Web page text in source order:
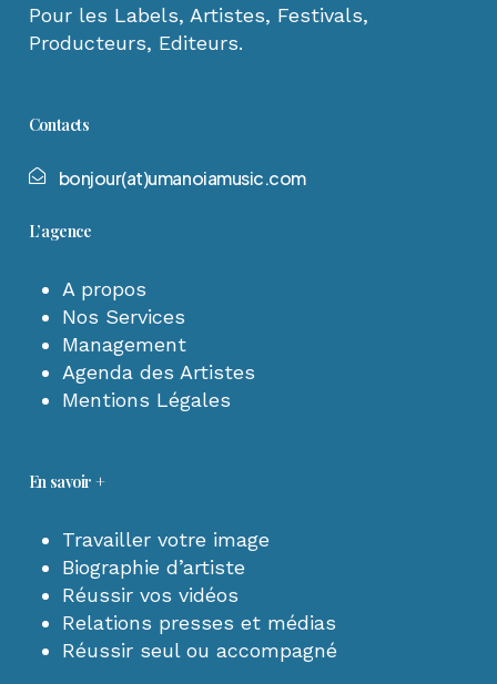
Pour les Labels, Artistes, Festivals,
Producteurs, Editeurs.
Contacts
bonjour(at)umanoiamusic.com
L’agence
A propos
Nos Services
Management
Agenda des Artistes
Mentions Légales
En savoir +
Travailler votre image
Biographie d’artiste
Réussir vos vidéos
Relations presses et médias
Réussir seul ou accompagné